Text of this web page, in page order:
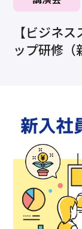
求職・採用・
原産地証明
その他経営相
採用情報
【ビジネ
ップ研修（